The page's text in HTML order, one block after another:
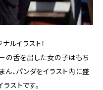
ルイラスト！
の舌を出した女の子はもち
ん、パンダをイラスト内に盛
ストです。